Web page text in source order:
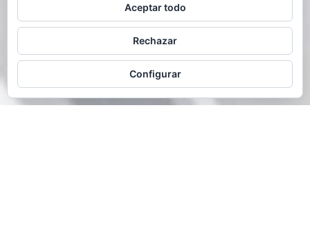
Aceptar todo
Rechazar
Configurar